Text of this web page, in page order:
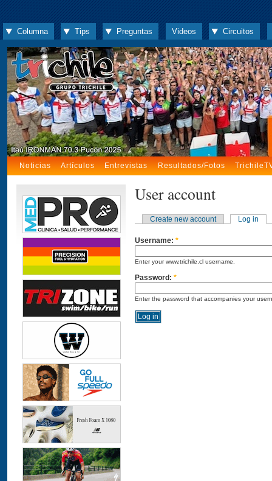
Columna Tips Preguntas Videos Circuitos
Noticias Artículos Entrevistas Resultados/Fotos
User account
Create new account Log in
Username: *
Enter your www.trichile.cl username.
Password: *
Enter the password that accompanies your